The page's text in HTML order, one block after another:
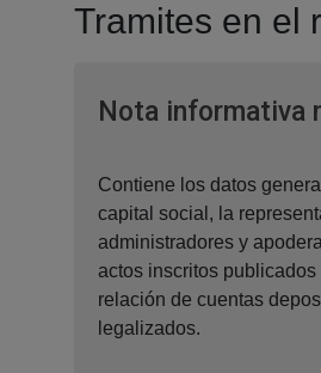
Tramites en el
Nota informativa
Contiene los datos
capital social, la
administradores y
actos inscritos
relación de cuentas
legalizados.